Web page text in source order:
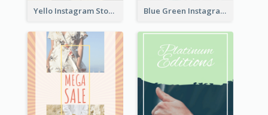
Yello Instagram Story Blue Green Instagram Story